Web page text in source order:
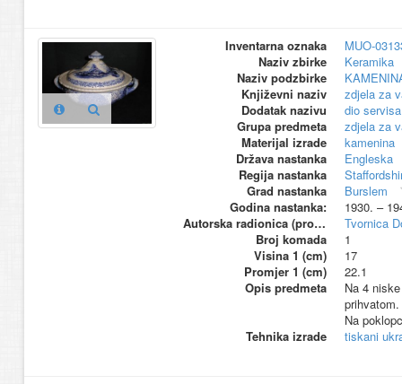
Inventarna oznaka
MUO-
Naziv zbirke
Keramika
Naziv podzbirke
Književni naziv
zdjela za
Dodatak nazivu
dio
Grupa predmeta
zdjela za
Materijal izrade
kamenina
Država nastanka
Engleska
Regija nastanka
Grad nastanka
Burslem
Godina nastanka:
1930. –
Autorska radionica (proizvođač)
Tvornica
Broj komada
1
Visina 1 (cm)
17
Promjer 1 (cm)
22.1
Opis predmeta
Na 4
Na
Tehnika izrade
tiskani